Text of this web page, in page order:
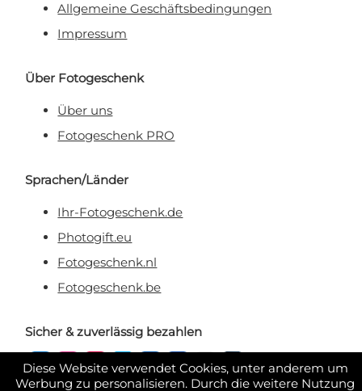
Diese Website verwendet Cookies, unter anderem um
Werbung zu personalisieren. Durch die weitere Nutzung
Allgemeine Geschäftsbedingungen
Impressum
Über Fotogeschenk
Über uns
Fotogeschenk PRO
Sprachen/Länder
Ihr-Fotogeschenk.de
Photogift.eu
Fotogeschenk.nl
Fotogeschenk.be
Sicher & zuverlässig bezahlen